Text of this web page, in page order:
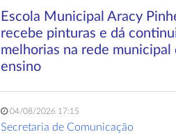
Escola Municipal Aracy
recebe pinturas e dá
melhorias na rede municipal
ensino
04/08/2026 17:15
Secretaria de Comunicação